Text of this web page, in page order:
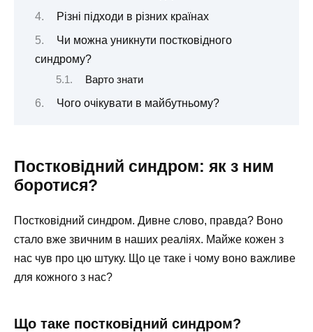
Різні підходи в різних країнах
Чи можна уникнути постковідного
синдрому?
Варто знати
Чого очікувати в майбутньому?
Постковідний синдром: як з ним
боротися?
Постковідний синдром. Дивне слово, правда? Воно
стало вже звичним в наших реаліях. Майже кожен з
нас чув про цю штуку. Що це таке і чому воно важливе
для кожного з нас?
Що таке постковідний синдром?